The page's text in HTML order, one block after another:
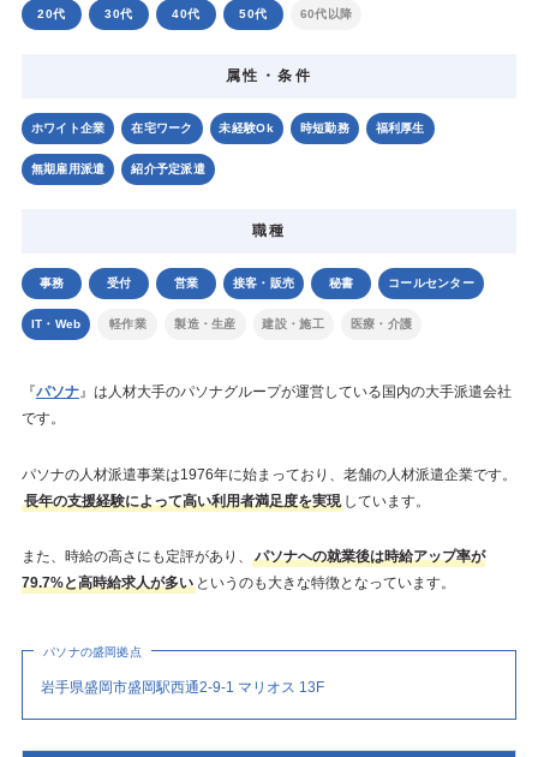
20代 30代 40代 50代 60代以降
属性・条件
ホワイト企業 在宅ワーク 未経験Ok 時短勤務 福利厚生
無期雇用派遣 紹介予定派遣
職種
事務 受付 営業 接客・販売 秘書 コールセンター
IT・Web 軽作業 製造・生産 建設・施工 医療・介護
『パソナ』は人材大手のパソナグループが運営している国内の大手派遣会社
です。
パソナの人材派遣事業は1976年に始まっており、老舗の人材派遣企業です。
長年の支援経験によって高い利用者満足度を実現 しています。
また、時給の高さにも定評があり、
パソナへの就業後は時給アップ率が
79.7%と高時給求人が多いというのも大きな特徴となっています。
パソナの盛岡拠点
岩手県盛岡市盛岡駅西通2-9-1 マリオス 13F